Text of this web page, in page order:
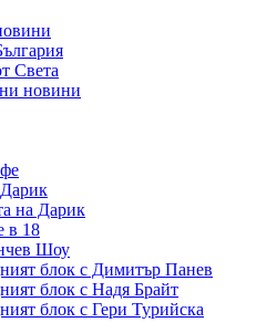
Света
новини
на Дарик
в 18
Шоу
блок с Димитър Панев
блок с Надя Брайт
блок с Гери Турийска